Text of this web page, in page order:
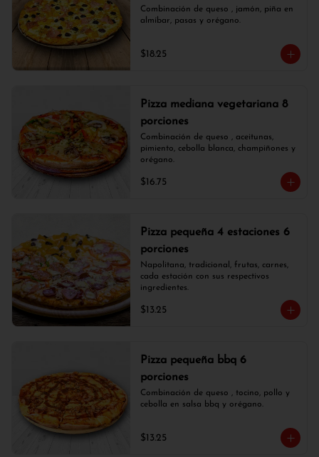
Combinación de queso , jamón, piña en
almíbar, pasas y orégano.
$18.25
Pizza mediana vegetariana 8
porciones
Combinación de queso , aceitunas,
pimiento, cebolla blanca, champiñones y
orégano.
$16.75
Pizza pequeña 4 estaciones 6
porciones
Napolitana, tradicional, frutas, carnes,
cada estación con sus respectivos
ingredientes.
$13.25
Pizza pequeña bbq 6
porciones
Combinación de queso , tocino, pollo y
cebolla en salsa bbq y orégano.
$13.25